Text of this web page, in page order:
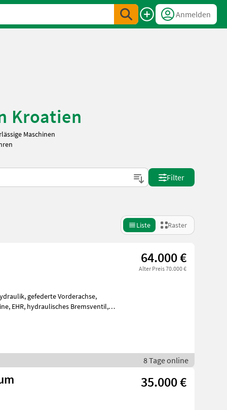
Anmelden
Kroatien
Maschinen
Filter
Liste Raster
64.000 €
Alter Preis 70.000 €
gefederte Vorderachse,
EHR, hydraulisches Bremsventil,
8 Tage online
35.000 €